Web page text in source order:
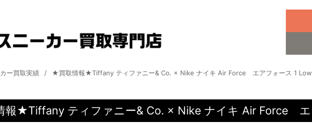
ー買取実績 ★買取情報★Tiffany ティファニー& Co. × Nike ナイキ Air Force エアフォース 1
報★Tiffany ティファニー& Co. × Nike ナイキ Air Force エ